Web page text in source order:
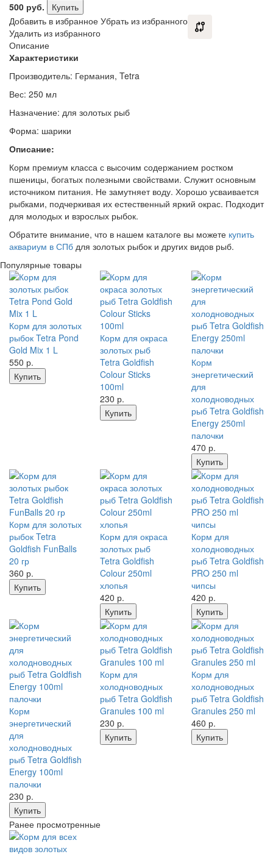
500 руб.
Купить
Добавить в избранное Убрать из избранного
Удалить из избранного
Описание
Характеристики
Производитель: Германия, Tetra
Вес: 250 мл
Назначение: для золотых рыб
Форма: шарики
Описание:
Корм премиум класса с высочим содержанием ростком
пшеницы, богатых полезными свойствами. Служит основным
источником питания. Не замутняет воду. Хорошо усваивается
рыбками, подчеркивая их естественный яркий окрас. Подходит
для молодых и взрослых рыбок.
Обратите внимание, что в нашем каталоге вы можете купить
аквариум в СПб для золотых рыбок и других видов рыб.
Популярные товары
Корм для золотых
рыбок Tetra Pond
Gold Mix 1 L
550 р.
Купить
Корм для окраса
золотых рыб
Tetra Goldfish
Colour Sticks
100ml
230 р.
Купить
Корм
энергетический
для
холодноводных
рыб Tetra Goldfish
Energy 250ml
палочки
470 р.
Купить
Корм для золотых
рыбок Tetra
Goldfish FunBalls
20 гр
360 р.
Купить
Корм для окраса
золотых рыб
Tetra Goldfish
Colour 250ml
хлопья
420 р.
Купить
Корм для
холодноводных
рыб Tetra Goldfish
PRO 250 ml
чипсы
420 р.
Купить
Корм
энергетический
для
холодноводных
рыб Tetra Goldfish
Energy 100ml
палочки
230 р.
Купить
Корм для
холодноводных
рыб Tetra Goldfish
Granules 100 ml
230 р.
Купить
Корм для
холодноводных
рыб Tetra Goldfish
Granules 250 ml
460 р.
Купить
Ранее просмотренные